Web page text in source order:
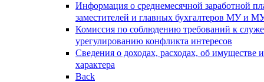
Информация о среднемесячной заработной
заместителей и главных бухгалтеров МУ и
Комиссия по соблюдению требований к
урегулированию конфликта интересов
Сведения о доходах, расходах, об имуществе
характера
Back